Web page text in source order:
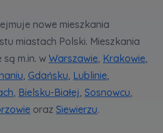
zaufanym partnerom.
Murapol. Więcej o
dane, wykorzystujemy
Ci prawa znajdziesz
nowe mieszkania
miastach Polski. Mieszkania
m.in. wWarszawie Krakowie
Gdańsku Lublinie
Bielsku-Białej Sosnowcu
oraz Siewierzu.